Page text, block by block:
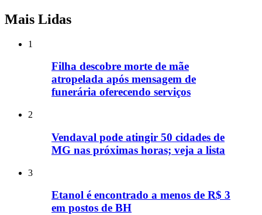
Mais Lidas
1
Filha descobre morte de mãe
atropelada após mensagem de
funerária oferecendo serviços
2
Vendaval pode atingir 50 cidades de
MG nas próximas horas; veja a lista
3
Etanol é encontrado a menos de R$ 3
em postos de BH